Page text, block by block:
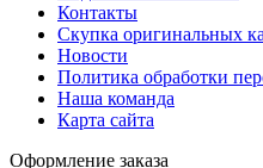
Контакты
Скупка оригинальных
Новости
Политика обработки
Наша команда
Карта сайта
Оформление заказа